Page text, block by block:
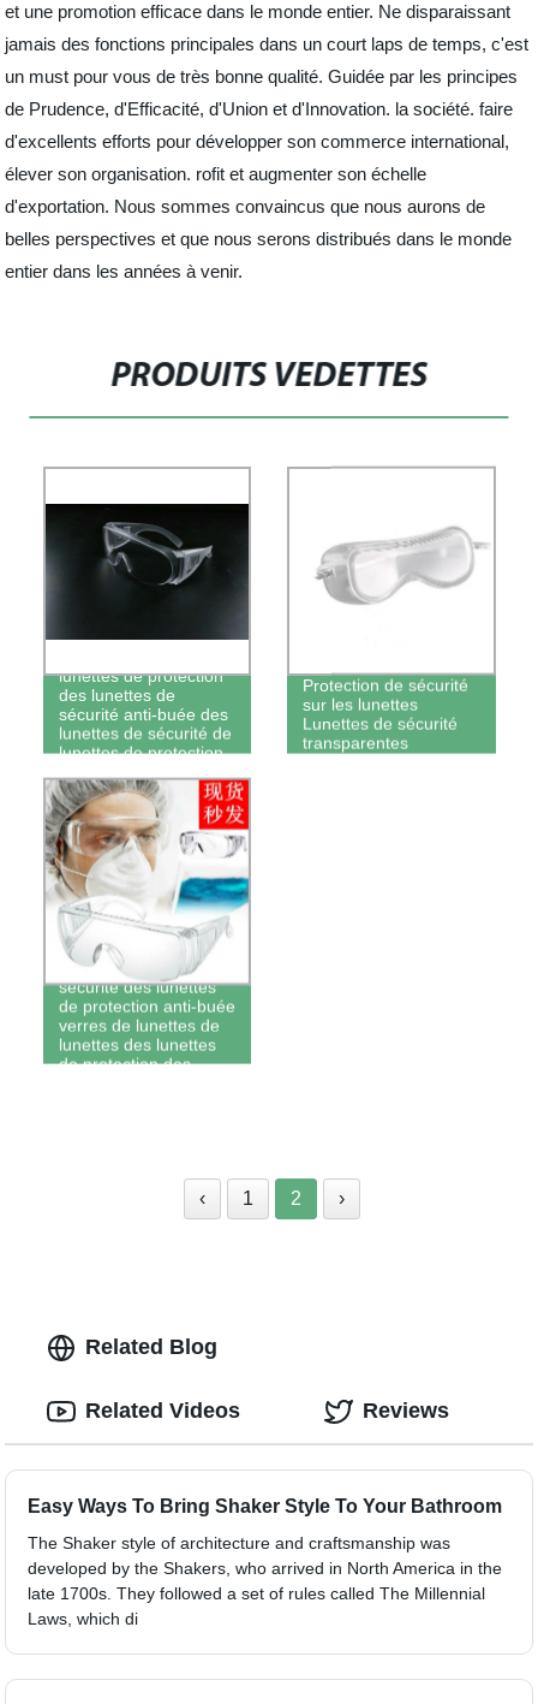
et une promotion efficace dans le monde entier. Ne disparaissant
jamais des fonctions principales dans un court laps de temps, c'est
un must pour vous de très bonne qualité. Guidée par les principes
de Prudence, d'Efficacité, d'Union et d'Innovation. la société. faire
d'excellents efforts pour développer son commerce international,
élever son organisation. rofit et augmenter son échelle
d'exportation. Nous sommes convaincus que nous aurons de
belles perspectives et que nous serons distribués dans le monde
entier dans les années à venir.
PRODUITS VEDETTES
lunettes de protection
des lunettes de
sécurité anti-buée des
lunettes de sécurité de
lunettes de protection
Protection de sécurité
sur les lunettes
Lunettes de sécurité
transparentes
Des lunettes de
sécurité des lunettes
de protection anti-buée
verres de lunettes de
lunettes des lunettes
de protection des
‹ 1 2 ›
Related Blog
Easy Ways To Bring Shaker Style To Your Bathroom
The Shaker style of architecture and craftsmanship was
developed by the Shakers, who arrived in North America in the
late 1700s. They followed a set of rules called The Millennial
Laws, which di
Related Videos Reviews